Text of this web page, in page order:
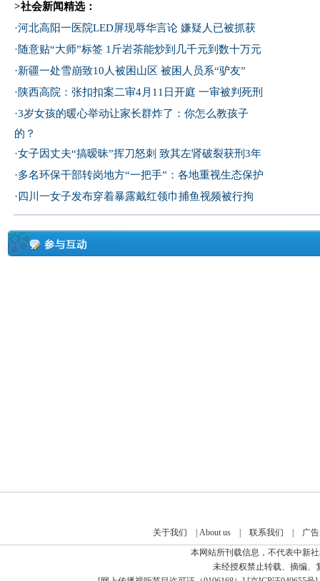
>社会新闻精选：
·河北高阳一医院LED屏现辱华言论 嫌疑人已被抓获
·随意贴“大师”标签 1斤岩茶能炒到几千元到数十万元
·新疆一处雪崩致10人被困山区 被困人员系“驴友”
·陕西高院：张扣扣案二审4月11日开庭 一审被判死刑
·3岁女孩的暖心举动让家长群炸了：你怎么教孩子
的？
·女子因丈夫“搞暧昧”挥刀怒刺 致其左肾破裂获刑3年
·多名环保干部转岗地方“一把手”：各地重视生态保护
· 四川一女子发布穿着暴露戴红领巾捕鱼视频被行拘
关于我们 About us| 联系我们
广
本网站所刊载信息，不代表中新
未经授权禁止转载、摘编、